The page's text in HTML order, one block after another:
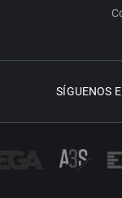
SÍGUENOS